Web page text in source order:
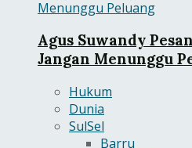
Agus Suwandy
Jangan Menunggu
Hukum
Dunia
SulSel
Barru